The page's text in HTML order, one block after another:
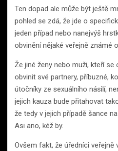
Ten dopad ale může být ještě
pohled se zdá, že jde o
jeden případ nebo nanejvýš
obvinění nějaké veřejně známé
Že jiné ženy nebo muži, kteří se
obvinit své partnery, příbuzné,
útočníky ze sexuálního násilí,
jejich kauza bude přitahovat
že tedy v jejich případě šance
Asi ano, kéž by.
Ovšem fakt, že úředníci veřejně